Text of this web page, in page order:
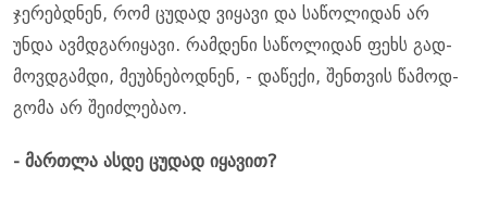
ჯე­რებ­დნენ, რომ ცუ­დად ვი­ყა­ვი და სა­წო­ლი­დან არ
უნდა ავ­მდგა­რი­ყა­ვი. რამ­დე­ნი სა­წო­ლი­დან ფეხს გად­
მოვ­დგამ­დი, მე­უბ­ნე­ბოდ­ნენ, - და­წე­ქი, შენ­თვის წა­მოდ­
გო­მა არ შე­იძ­ლე­ბაო.
- მარ­თლა ასდე ცუ­დად იყა­ვით?